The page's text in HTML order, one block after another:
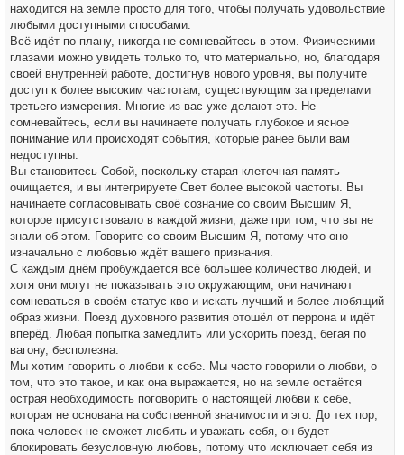
находится на земле просто для того, чтобы получать удовольствие
любыми доступными способами.
Всё идёт по плану, никогда не сомневайтесь в этом. Физическими
глазами можно увидеть только то, что материально, но, благодаря
своей внутренней работе, достигнув нового уровня, вы получите
доступ к более высоким частотам, существующим за пределами
третьего измерения. Многие из вас уже делают это. Не
сомневайтесь, если вы начинаете получать глубокое и ясное
понимание или происходят события, которые ранее были вам
недоступны.
Вы становитесь Собой, поскольку старая клеточная память
очищается, и вы интегрируете Свет более высокой частоты. Вы
начинаете согласовывать своё сознание со своим Высшим Я,
которое присутствовало в каждой жизни, даже при том, что вы не
знали об этом. Говорите со своим Высшим Я, потому что оно
изначально с любовью ждёт вашего признания.
С каждым днём пробуждается всё большее количество людей, и
хотя они могут не показывать это окружающим, они начинают
сомневаться в своём статус-кво и искать лучший и более любящий
образ жизни. Поезд духовного развития отошёл от перрона и идёт
вперёд. Любая попытка замедлить или ускорить поезд, бегая по
вагону, бесполезна.
Мы хотим говорить о любви к себе. Мы часто говорили о любви, о
том, что это такое, и как она выражается, но на земле остаётся
острая необходимость поговорить о настоящей любви к себе,
которая не основана на собственной значимости и эго. До тех пор,
пока человек не сможет любить и уважать себя, он будет
блокировать безусловную любовь, потому что исключает себя из